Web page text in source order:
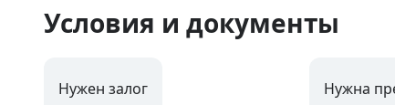
Условия и документы
Нужен залог Нужна